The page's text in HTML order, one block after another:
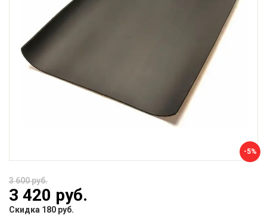
-5%
3 600 руб.
3 420 руб.
Скидка 180 руб.